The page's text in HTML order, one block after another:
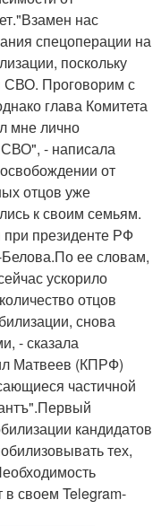
нас
спецоперации на
поскольку
СВО. Проговорим с
глава Комитета
мне лично
- написала
от
отцов уже
к своим семьям.
президенте РФ
ее словам,
ускорило
отцов
снова
- сказала
Матвеев (КПРФ)
частичной
кандидатов
тех,
в своем Telegram-